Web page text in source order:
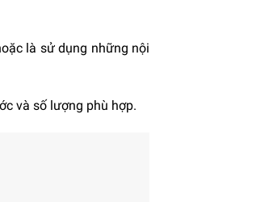
là sử dụng những nội
và số lượng phù hợp.